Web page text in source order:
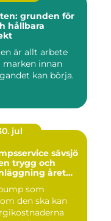
grunden för
hållbara
är allt arbete
marken innan
kan börja.
jul
sävsjö
trygg och
året
som
den ska kan